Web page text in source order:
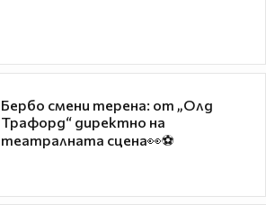
Бербо смени терена: от „Олд
Трафорд“ директно на
театралната сцена👀⚽